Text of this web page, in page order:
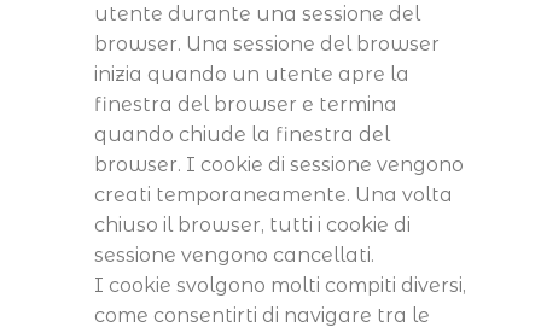
utente durante una sessione del
browser. Una sessione del browser
inizia quando un utente apre la
finestra del browser e termina
quando chiude la finestra del
browser. I cookie di sessione vengono
creati temporaneamente. Una volta
chiuso il browser, tutti i cookie di
sessione vengono cancellati.
I cookie svolgono molti compiti diversi,
come consentirti di navigare tra le